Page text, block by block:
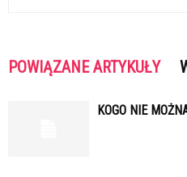
POWIĄZANE ARTYKUŁY
KOGO NIE